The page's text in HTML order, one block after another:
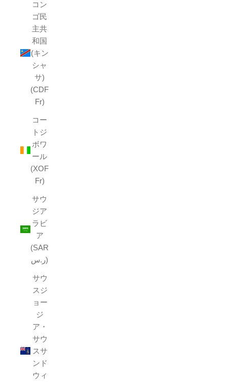
コン
ゴ民
主共
和国
(キン
シャ
サ)
(CDF
Fr)
コー
トジ
ボワ
ール
(XOF
Fr)
サウ
ジア
ラビ
ア
(SAR
ر.س)
サウ
スジ
ョー
ジ
ア・
サウ
スサ
ンド
ウィ